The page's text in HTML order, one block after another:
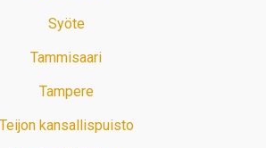
Syöte
Tammisaari
Tampere
Teijon kansallispuisto